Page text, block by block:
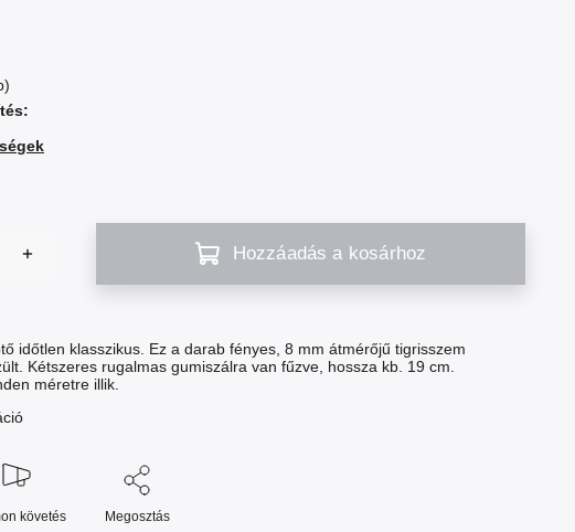
Hozzáadás a kosárhoz
időtlen klasszikus. Ez a darab fényes, 8 mm átmérőjű tigrisszem
Kétszeres rugalmas gumiszálra van fűzve, hossza kb. 19 cm.
méretre illik.
követés Megosztás